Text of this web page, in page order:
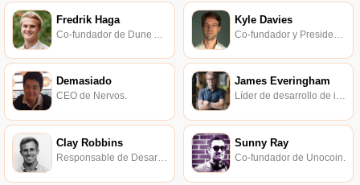
Fredrik Haga Kyle Davies
Demasiado
CEO de Nervos.
James Everingham
Líder de desarrollo de ingeniería para el proyecto blockchain de Facebook.
Clay Robbins
Responsable de Desarrollo de Ecosistemas 0x.
Sunny Ray
Co-fundador de Unocoin.